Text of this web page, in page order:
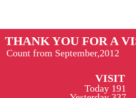
THANK YOU FOR A
Count from September,2012
VISIT
Today 191